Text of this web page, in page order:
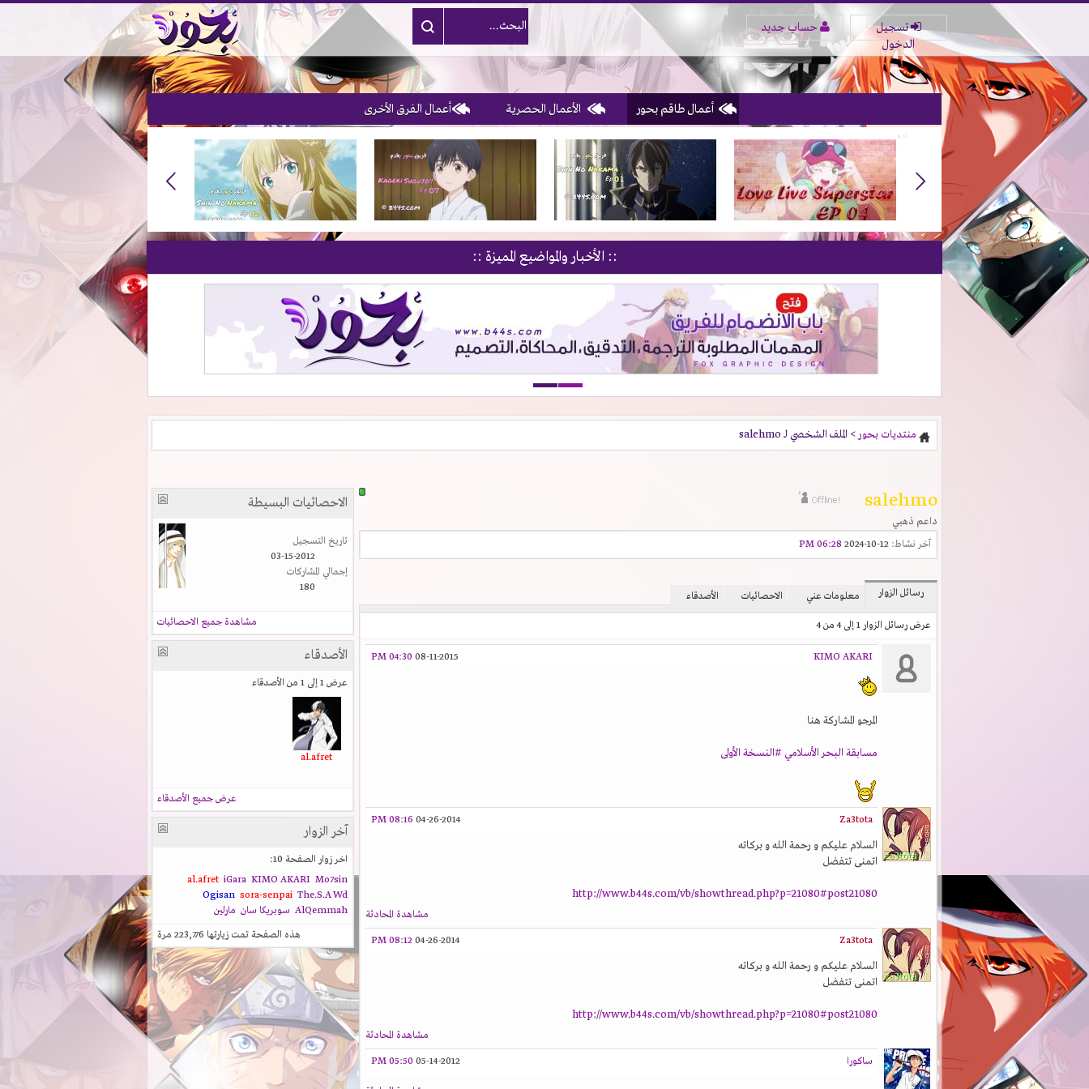
تسجيل
الدخول
حساب جديد
أعمال طاقم بحور الأعمال الحصرية أعمال الفرق الأخرى
1, 2, 3 & 4of 10
:: الأخبار والمواضيع المميزة ::
منتديات بحور > الملف الشخصي لـ salehmo
salehmo
داعم ذهبي
آخر نشاط:
06:28 PM
رسائل الزوار معلومات عني الاحصائيات الأصدقاء
عرض رسائل الزوار 1 إلى 4من4
08-11-2015
04:30 PM KIMO AKARI
المرجو المشاركة هنا
مسابقة البحر الأسلامي #النسخة الأولى
04-26-2014
08:16 PM Za3tota
السلام عليكم و رحمة الله و بركاته
اتمنى تتفضل
http://www.b44s.com/vb/showthread.php?p=21080#post21080
مشاهدة المحادثة
04-26-2014
08:12 PM Za3tota
السلام عليكم و رحمة الله و بركاته
اتمنى تتفضل
http://www.b44s.com/vb/showthread.php?p=21080#post21080
مشاهدة المحادثة
05-14-2012
05:50 PM ساكورا
الاحصائيات البسيطة
تاريخ التسجيل
03-15-2012
إجمالي المشاركات
180
مشاهدة جميع الاحصائيات
الأصدقاء
عرض 1 إلى 1 من الأصدقاء
al.afret
عرض جميع الأصدقاء
آخر الزوار
اخر زوار الصفحة 10:
al.afret iGara KIMO AKARI Mo7sin
Ogisan sora-senpai The.S.AWd
AlQemmah سوبريكا سان مارلين
هذه الصفحة تمت زيارتها 223,776 مرة